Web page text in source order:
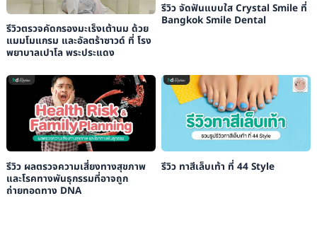
รีวิวตรวจคัดกรองมะเร็งเต้านม ด้วย
แมมโมแกรม และอัลตร้าซาวด์ ที่ โรง
พยาบาลเปาโล พระประแดง
รีวิว จัดฟันแบบใส Crystal Smile ที่
Bangkok Smile Dental
รีวิว ผลตรวจความเสี่ยงทางสุขภาพ
และโรคทางพันธุกรรมที่อาจถูก
ถ่ายทอดทาง DNA
รีวิว ทาสีเล็บเท้า ที่ 44 Style